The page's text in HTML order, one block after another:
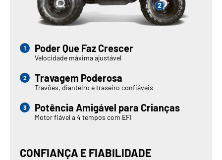
Poder Que Faz Crescer
Velocidade máxima ajustável
Travagem Poderosa
Travões, dianteiro e traseiro confiáveis
Potência Amigável para Crianças
Motor fiável a 4 tempos com EFI
CONFIANÇA E FIABILIDADE